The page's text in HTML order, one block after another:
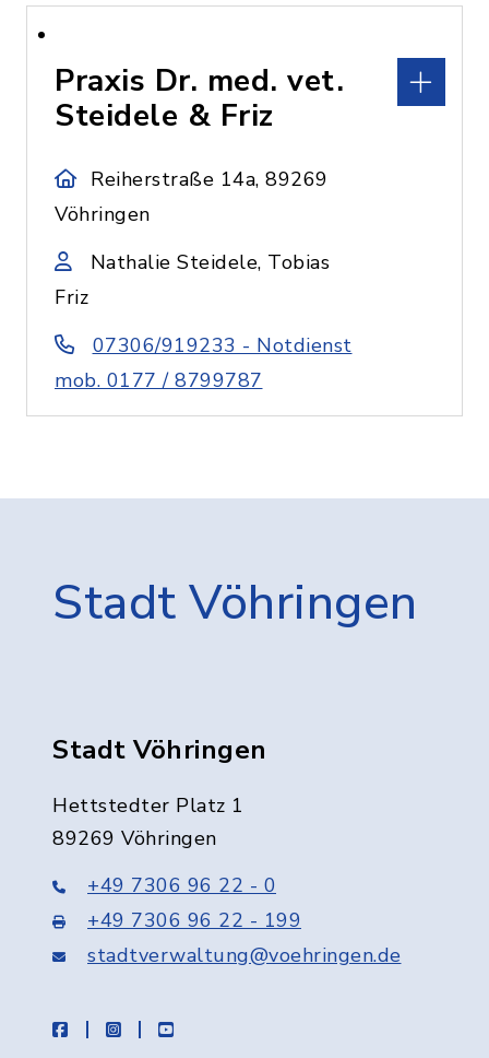
Praxis Dr. med. vet.
Steidele & Friz
Reiherstraße 14a, 89269
Vöhringen
Nathalie Steidele, Tobias
Friz
07306/919233 - Notdienst
mob. 0177 / 8799787
Stadt Vöhringen
Stadt Vöhringen
Hettstedter Platz 1
89269 Vöhringen
+49 7306 96 22 - 0
+49 7306 96 22 - 199
stadtverwaltung@voehringen.de
facebookinstagramyoutube